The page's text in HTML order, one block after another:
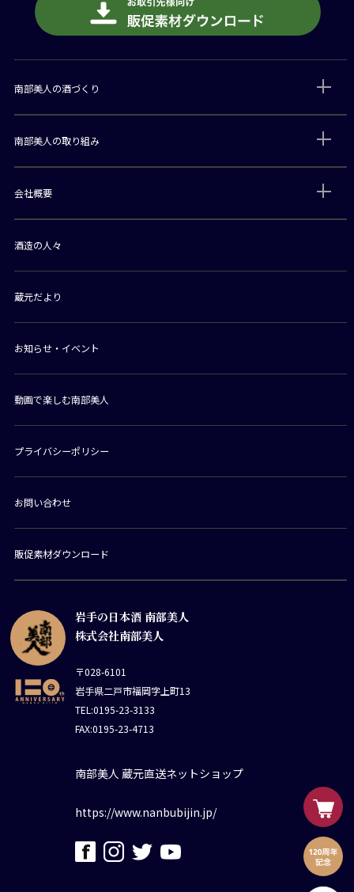
岩手の日本酒 南部美人
株式会社南部美人
〒028-6101
岩手県二戸市福岡字上町13
TEL:0195-23-3133
FAX:0195-23-4713
南部美人 蔵元直送ネットショップ
https://www.nanbubijin.jp/
南部美人の酒づくり
南部美人の取り組み
会社概要
酒造の人々
蔵元だより
お知らせ・イベント
動画で楽しむ南部美人
プライバシーポリシー
お問い合わせ
販促素材ダウンロード